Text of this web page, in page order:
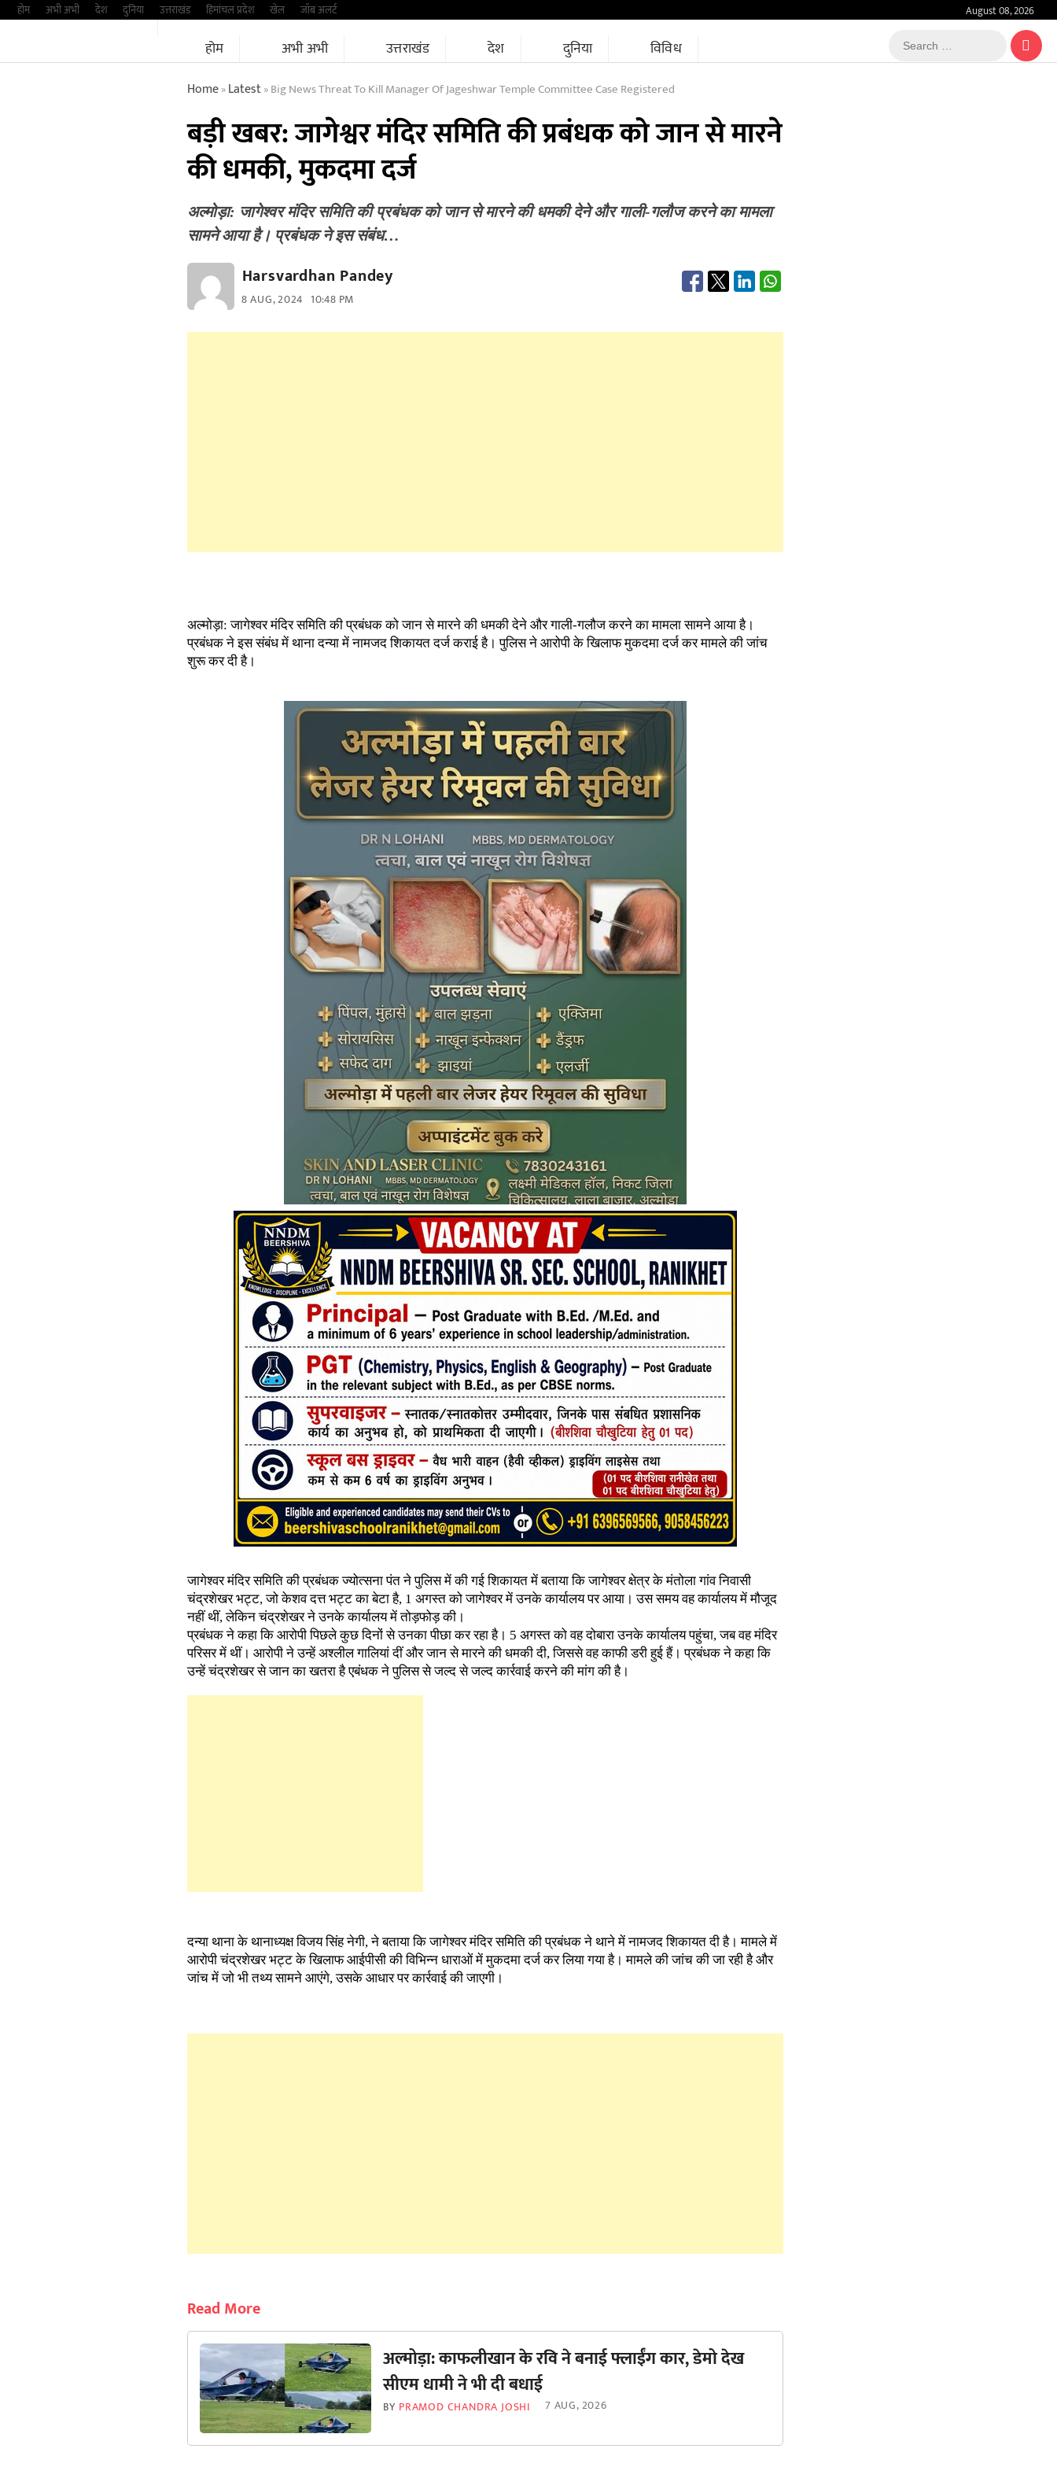
Skipहोम अभी अभी देश दुनिया उत्तराखंड हिमांचल प्रदेश खेल जॉब अलर्ट August 08, 2026
होम अभी अभी उत्तराखंड देश दुनिया विविध
Search
…
Home»Latest»Big News Threat To Kill Manager Of Jageshwar Temple Committee Case Registered
बड़ी खबर: जागेश्वर मंदिर समिति की प्रबंधक को जान से मारने
की धमकी, मुकदमा दर्ज
अल्मोड़ा: जागेश्वर मंदिर समिति की प्रबंधक को जान से मारने की धमकी देने और गाली-गलौज करने का मामला
सामने आया है। प्रबंधक ने इस संबंध…
Harsvardhan Pandey
8 AUG, 2024 10:48 PM
अल्मोड़ा: जागेश्वर मंदिर समिति की प्रबंधक को जान से मारने की धमकी देने और गाली-गलौज करने का मामला सामने आया है।
प्रबंधक ने इस संबंध में थाना दन्या में नामजद शिकायत दर्ज कराई है। पुलिस ने आरोपी के खिलाफ मुकदमा दर्ज कर मामले की जांच
शुरू कर दी है।
जागेश्वर मंदिर समिति की प्रबंधक ज्योत्सना पंत ने पुलिस में की गई शिकायत में बताया कि जागेश्वर क्षेत्र के मंतोला गांव निवासी
चंद्रशेखर भट्ट, जो केशव दत्त भट्ट का बेटा है, 1 अगस्त को जागेश्वर में उनके कार्यालय पर आया। उस समय वह कार्यालय में मौजूद
नहीं थीं, लेकिन चंद्रशेखर ने उनके कार्यालय में तोड़फोड़ की।
प्रबंधक ने कहा कि आरोपी पिछले कुछ दिनों से उनका पीछा कर रहा है। 5 अगस्त को वह दोबारा उनके कार्यालय पहुंचा, जब वह मंदिर
परिसर में थीं। आरोपी ने उन्हें अश्लील गालियां दीं और जान से मारने की धमकी दी, जिससे वह काफी डरी हुई हैं। प्रबंधक ने कहा कि
उन्हें चंद्रशेखर से जान का खतरा है एबंधक ने पुलिस से जल्द से जल्द कार्रवाई करने की मांग की है।
दन्या थाना के थानाध्यक्ष विजय सिंह नेगी, ने बताया कि जागेश्वर मंदिर समिति की प्रबंधक ने थाने में नामजद शिकायत दी है। मामले में
आरोपी चंद्रशेखर भट्ट के खिलाफ आईपीसी की विभिन्न धाराओं में मुकदमा दर्ज कर लिया गया है। मामले की जांच की जा रही है और
जांच में जो भी तथ्य सामने आएंगे, उसके आधार पर कार्रवाई की जाएगी।
Read More
अल्मोड़ा: काफलीखान के रवि ने बनाई फ्लाईंग कार, डेमो देख
सीएम धामी ने भी दी बधाई
BY PRAMOD CHANDRA JOSHI 7 AUG, 2026